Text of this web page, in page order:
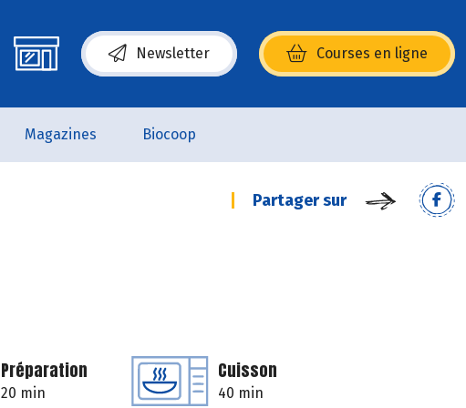
Newsletter Courses en ligne
(s’ouvre dans une nouvelle fenêtre)
Magazines Biocoop
Partager sur
Préparation
20 min
Cuisson
40 min